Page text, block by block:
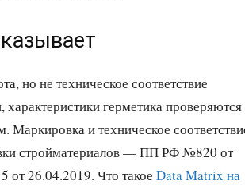
но не техническое соответствие
герметика проверяются
Маркировка и техническое
стройматериалов — ПП РФ №820 от
26.04.2019. Что такое Data Matrix на